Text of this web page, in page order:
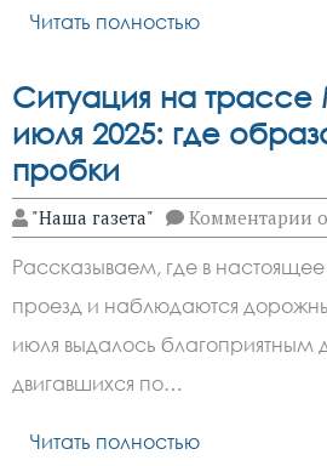
Читать полностью
Ситуация на трассе
июля 2025: где
пробки
"Наша газета" Комментарии к
Рассказываем, где в
проезд и наблюдаются
июля выдалось благоприятным
двигавшихся по…
Читать полностью